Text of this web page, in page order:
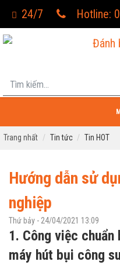
24/7 Hotline:
Đánh
Trang nhất Tin tức Tin HOT
Hướng dẫn sử
nghiệp
Thứ bảy - 24/04/2021 13:09
1. Công việc
máy hút bụi công